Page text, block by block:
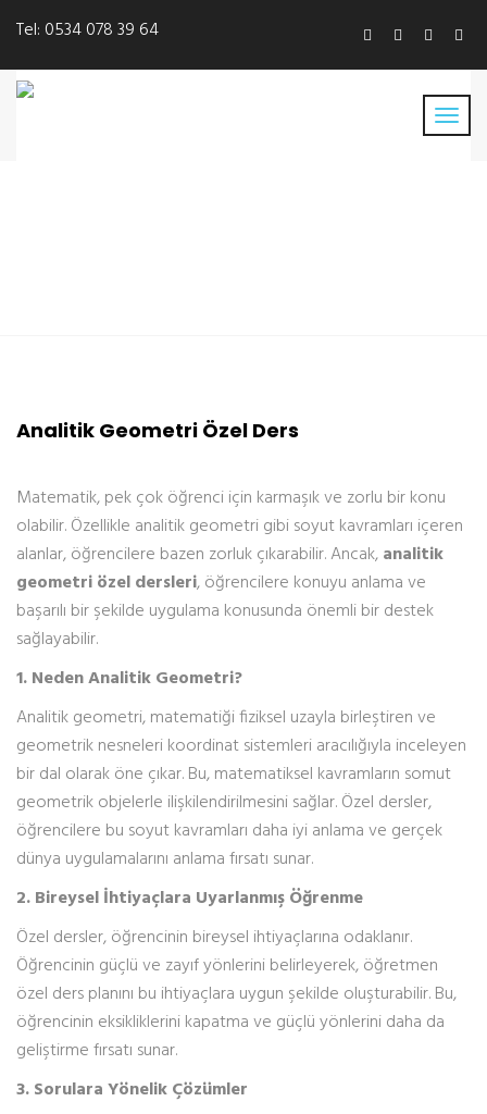
Tel: 0534 078 39 64
Analitik Geometri Özel Ders
Matematik, pek çok öğrenci için karmaşık ve zorlu bir konu
olabilir. Özellikle analitik geometri gibi soyut kavramları içeren
alanlar, öğrencilere bazen zorluk çıkarabilir. Ancak,analitik
geometri özel dersleri, öğrencilere konuyu anlama ve
başarılı bir şekilde uygulama konusunda önemli bir destek
sağlayabilir.
1. Neden Analitik Geometri?
Analitik geometri, matematiği fiziksel uzayla birleştiren ve
geometrik nesneleri koordinat sistemleri aracılığıyla inceleyen
bir dal olarak öne çıkar. Bu, matematiksel kavramların somut
geometrik objelerle ilişkilendirilmesini sağlar. Özel dersler,
öğrencilere bu soyut kavramları daha iyi anlama ve gerçek
dünya uygulamalarını anlama fırsatı sunar.
2. Bireysel İhtiyaçlara Uyarlanmış Öğrenme
Özel dersler, öğrencinin bireysel ihtiyaçlarına odaklanır.
Öğrencinin güçlü ve zayıf yönlerini belirleyerek, öğretmen
özel ders planını bu ihtiyaçlara uygun şekilde oluşturabilir. Bu,
öğrencinin eksikliklerini kapatma ve güçlü yönlerini daha da
geliştirme fırsatı sunar.
3. Sorulara Yönelik Çözümler